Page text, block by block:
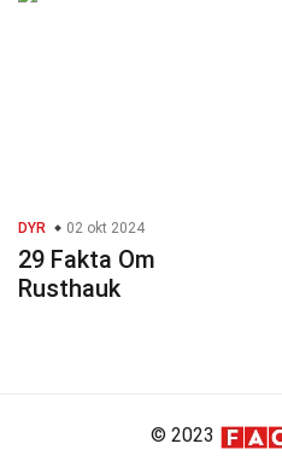
DYR 02 okt 2024
29 Fakta Om
Rusthauk
© 2023